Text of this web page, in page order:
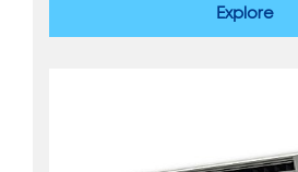
Explore